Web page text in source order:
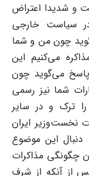
و شدیدا اعتراض
در سیاست خارجى
چون من و شما
مى‌کنیم این
مى‌گوید چون
شما نیز رسمى
ترک و در سایر
نخست‌وزیر ایران
این موضوع
چگونگى مذاکرات
از آنکه از شرف